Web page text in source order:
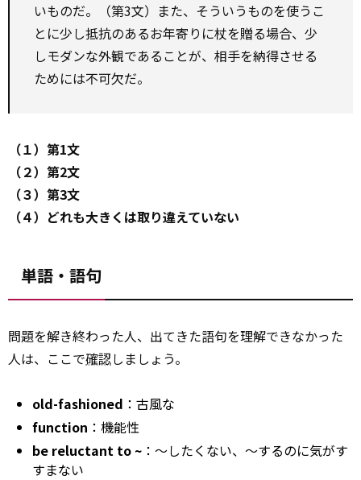
いものだ。（第3文）また、そういうものを使うこ
とに少し抵抗のあるお年寄りに杖を贈る場合、少
しモダンな外観であることが、相手を納得させる
ためには不可欠だ。
（１）第1文
（２）第2文
（３）第3文
（４）どれも大きくは取り違えていない
単語・語句
問題を解き終わった人、出てきた語句を理解できなかった
人は、ここで確認しましょう。
old-fashioned ：古風な
function ：機能性
be reluctant to ~ ：～したくない、～するのに気がす
すまない